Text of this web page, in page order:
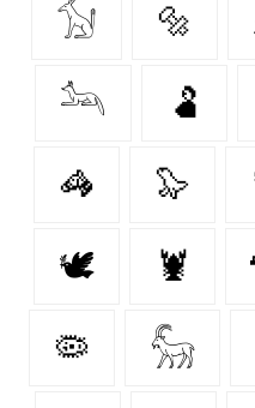
𓃩 🔩
𓃢 🫃
🦓 🦭
🕊 🦞
🦠 𓃵